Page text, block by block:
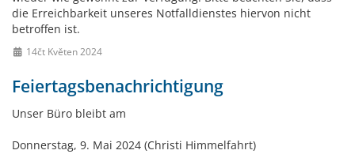
die Erreichbarkeit unseres Notfalldienstes hiervon nicht
betroffen ist.
14čt Květen 2024
Feiertagsbenachrichtigung
Unser Büro bleibt am
Donnerstag, 9. Mai 2024 (Christi Himmelfahrt)